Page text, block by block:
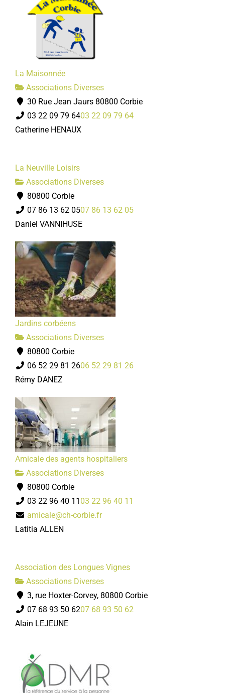
La Maisonnée
Associations Diverses
30 Rue Jean Jaurs 80800 Corbie
03 22 09 79 6403 22 09 79 64
Catherine HENAUX
La Neuville Loisirs
Associations Diverses
80800 Corbie
07 86 13 62 0507 86 13 62 05
Daniel VANNIHUSE
Jardins corbéens
Associations Diverses
80800 Corbie
06 52 29 81 2606 52 29 81 26
Rémy DANEZ
Amicale des agents hospitaliers
Associations Diverses
80800 Corbie
03 22 96 40 11 03 22 96 40 11
amicale@ch-corbie.fr
Latitia ALLEN
Association des Longues Vignes
Associations Diverses
3, rue Hoxter-Corvey, 80800 Corbie
07 68 93 50 6207 68 93 50 62
Alain LEJEUNE